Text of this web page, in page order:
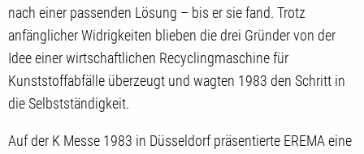
nach einer passenden Lösung – bis er sie fand. Trotz
anfänglicher Widrigkeiten blieben die drei Gründer von der
Idee einer wirtschaftlichen Recyclingmaschine für
Kunststoffabfälle überzeugt und wagten 1983 den Schritt in
die Selbstständigkeit.
Auf der K Messe 1983 in Düsseldorf präsentierte EREMA eine